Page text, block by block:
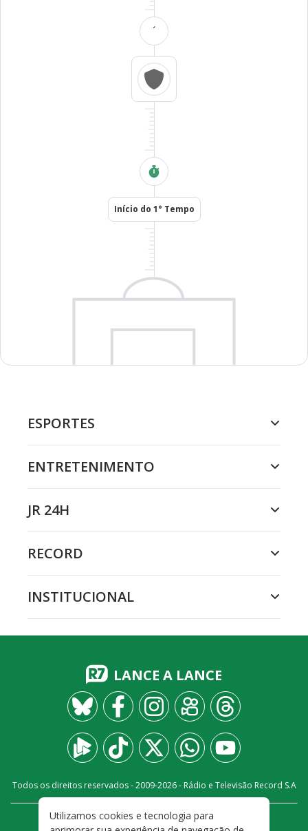
´
Início do 1° Tempo
ESPORTES
ENTRETENIMENTO
JR 24H
RECORD
INSTITUCIONAL
LANCE A LANCE
Todos os direitos reservados - 2009-2026- Rádio e Televisão Record S.A
FALE CONOSCO PRIVACIDADE
Utilizamos cookies e tecnologia para